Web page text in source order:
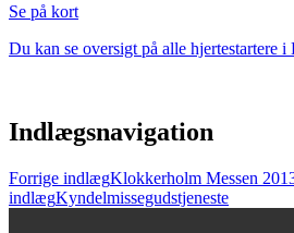
Se på kort
Du kan se oversigt på alle hjertestartere
Indlægsnavigation
Forrige indlægKlokkerholm Messen
indlægKyndelmissegudstjeneste